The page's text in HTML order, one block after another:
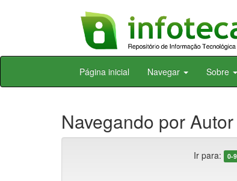
Skip
Página inicial Navegar Sobre
Navegando por
Ir para: 0-9